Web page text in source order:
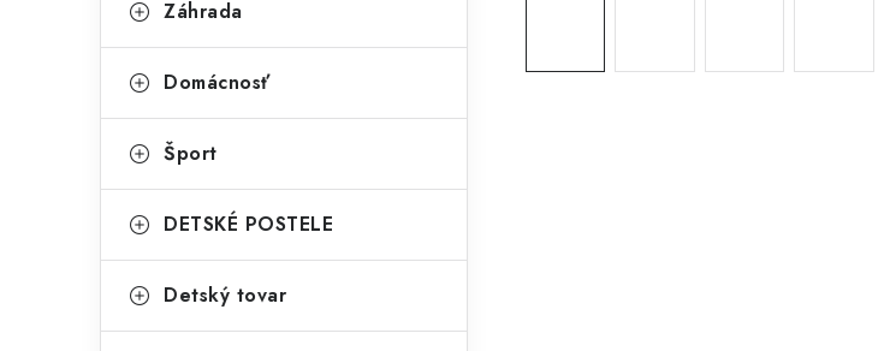
l
Záhrada
Domácnosť
Šport
DETSKÉ POSTELE
Detský tovar